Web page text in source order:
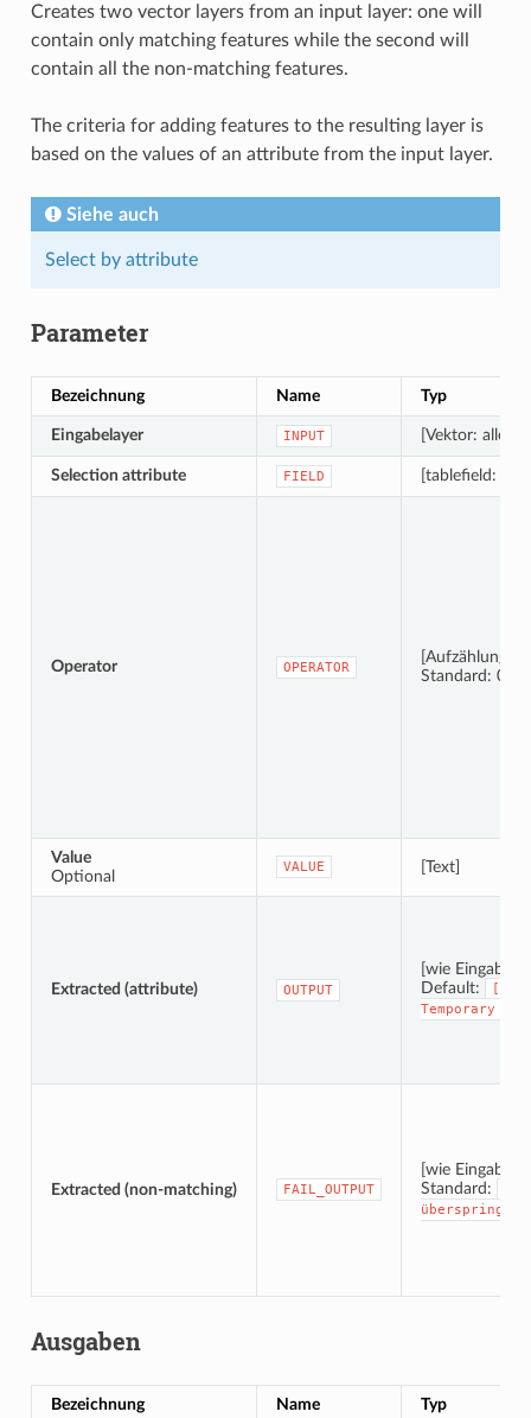
Creates two vector layers from an input layer: one will
contain only matching features while the second will
contain all the non-matching features.
The criteria for adding features to the resulting layer is
based on the values of an attribute from the input layer.
Siehe auch
Select by attribute
Parameter
Bezeichnung Name Typ
Eingabelayer INPUT [Vektor: alle]
Selection attribute FIELD [tablefield: any]
Operator OPERATOR
[Aufzählung]
Standard: 0
Value
Optional
VALUE [Text]
Extracted (attribute) OUTPUT
[wie Eingabe]
Default:
Temporary
Extracted (non-matching) FAIL_OUTPUT
[wie Eingabe]
Standard:
überspringen]
Ausgaben
Bezeichnung Name Typ